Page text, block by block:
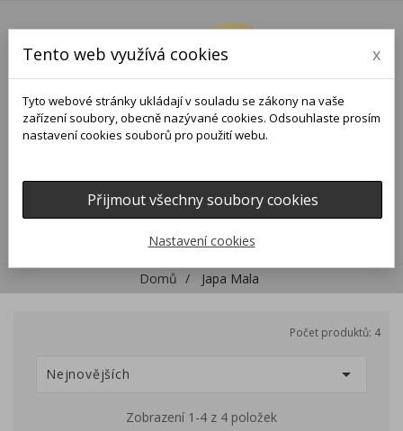
Domů Japa Mala
Počet produktů: 4
Nejnovějších 
Zobrazení 1-4 z 4 položek
Tento web využívá cookies x
Tyto webové stránky ukládají v souladu se zákony na vaše
zařízení soubory, obecně nazývané cookies. Odsouhlaste prosím
nastavení cookies souborů pro použití webu.
Přijmout všechny soubory cookies
Nastavení cookies